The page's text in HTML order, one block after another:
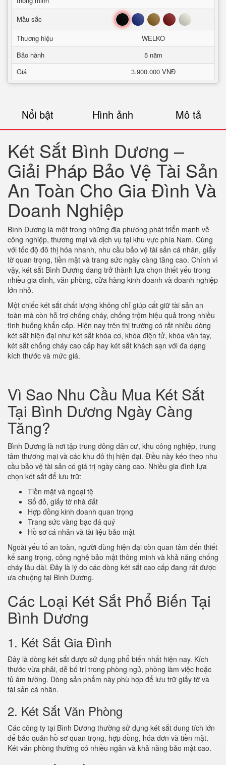
Mầu sắc Đen Xanh Nâu Đỏ Trắng
Thương hiệu
WELKO
Bảo hành
5 năm
Giá
3.900.000 VNĐ
Nổi bật Hình ảnh Mô tả
Két Sắt Bình Dương –
Giải Pháp Bảo Vệ Tài Sản
An Toàn Cho Gia Đình Và
Doanh Nghiệp
Bình Dương là một trong những địa phương phát triển mạnh về
công nghiệp, thương mại và dịch vụ tại khu vực phía Nam. Cùng
với tốc độ đô thị hóa nhanh, nhu cầu bảo vệ tài sản cá nhân, giấy
tờ quan trọng, tiền mặt và trang sức ngày càng tăng cao. Chính vì
vậy, két sắt Bình Dương đang trở thành lựa chọn thiết yếu trong
nhiều gia đình, văn phòng, cửa hàng kinh doanh và doanh nghiệp
lớn nhỏ.
Một chiếc két sắt chất lượng không chỉ giúp cất giữ tài sản an
toàn mà còn hỗ trợ chống cháy, chống trộm hiệu quả trong nhiều
tình huống khẩn cấp. Hiện nay trên thị trường có rất nhiều dòng
két sắt hiện đại như két sắt khóa cơ, khóa điện tử, khóa vân tay,
két sắt chống cháy cao cấp hay két sắt khách sạn với đa dạng
kích thước và mức giá.
Vì Sao Nhu Cầu Mua Két Sắt
Tại Bình Dương Ngày Càng
Tăng?
Bình Dương là nơi tập trung đông dân cư, khu công nghiệp, trung
tâm thương mại và các khu đô thị hiện đại. Điều này kéo theo nhu
cầu bảo vệ tài sản có giá trị ngày càng cao. Nhiều gia đình lựa
chọn két sắt để lưu trữ:
Tiền mặt và ngoại tệ
Sổ đỏ, giấy tờ nhà đất
Hợp đồng kinh doanh quan trọng
Trang sức vàng bạc đá quý
Hồ sơ cá nhân và tài liệu bảo mật
Ngoài yếu tố an toàn, người dùng hiện đại còn quan tâm đến thiết
kế sang trọng, công nghệ bảo mật thông minh và khả năng chống
cháy lâu dài. Đây là lý do các dòng két sắt cao cấp đang rất được
ưa chuộng tại Bình Dương.
Các Loại Két Sắt Phổ Biến Tại
Bình Dương
1. Két Sắt Gia Đình
Đây là dòng két sắt được sử dụng phổ biến nhất hiện nay. Kích
thước vừa phải, dễ bố trí trong phòng ngủ, phòng làm việc hoặc
tủ âm tường. Dòng sản phẩm này phù hợp để lưu trữ giấy tờ và
tài sản cá nhân.
2. Két Sắt Văn Phòng
Các công ty tại Bình Dương thường sử dụng két sắt dung tích lớn
để bảo quản hồ sơ quan trọng, hợp đồng, hóa đơn và tiền mặt.
Két văn phòng thường có nhiều ngăn và khả năng bảo mật cao.